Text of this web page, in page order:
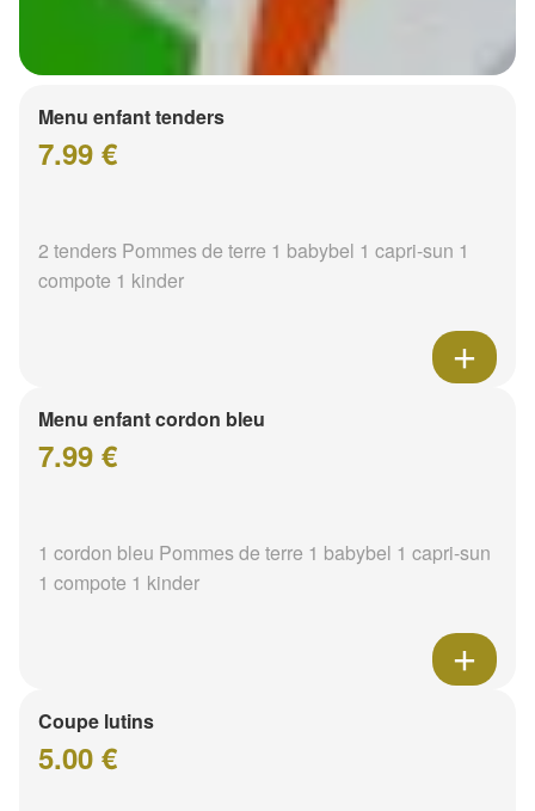
Menu enfant tenders
7.99 €
2 tenders Pommes de terre 1 babybel 1 capri-sun 1
compote 1 kinder
Menu enfant cordon bleu
7.99 €
1 cordon bleu Pommes de terre 1 babybel 1 capri-sun
1 compote 1 kinder
Coupe lutins
5.00 €